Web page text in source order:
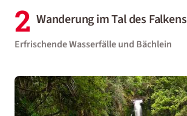
2 Wanderung im Tal des Falkens
Erfrischende Wasserfälle und Bächlein